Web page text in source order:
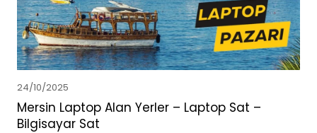
24/10/2025
Mersin Laptop Alan Yerler – Laptop Sat –
Bilgisayar Sat